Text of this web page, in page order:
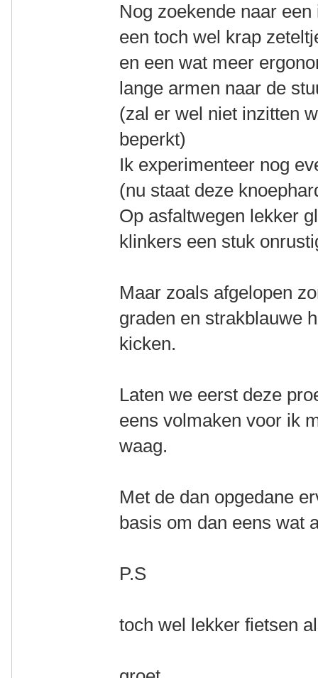
Nog zoekende naar
een toch wel krap
en een wat meer
lange armen naar de
(zal er wel niet inzitten
beperkt)
Ik experimenteer nog
(nu staat deze
Op asfaltwegen lekker
klinkers een stuk
Maar zoals afgelopen
graden en strakblauwe
kicken.
Laten we eerst deze
eens volmaken voor ik
waag.
Met de dan opgedane
basis om dan eens wat
P.S
toch wel lekker fietsen